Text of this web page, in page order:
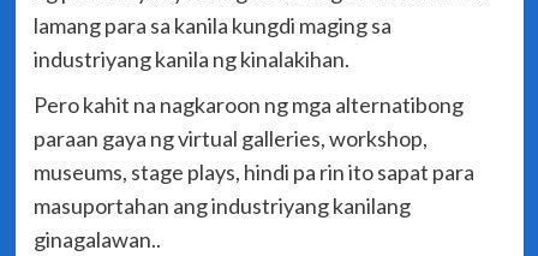
lamang para sa kanila kungdi maging sa
industriyang kanila ng kinalakihan.
Pero kahit na nagkaroon ng mga alternatibong
paraan gaya ng virtual galleries, workshop,
museums, stage plays, hindi pa rin ito sapat para
masuportahan ang industriyang kanilang
ginagalawan..